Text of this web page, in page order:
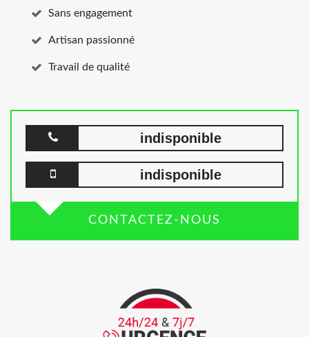
Sans engagement
Artisan passionné
Travail de qualité
indisponible
indisponible
CONTACTEZ-NOUS